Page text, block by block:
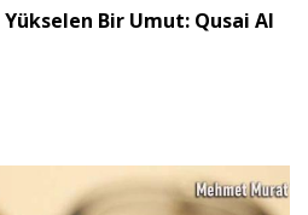
Bir Umut: Qusai Al